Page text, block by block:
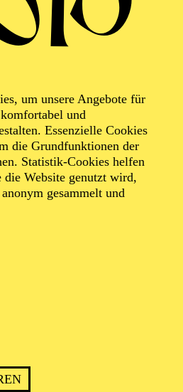
um unsere Angebote für
und
Essenzielle Cookies
die Grundfunktionen der
Statistik-Cookies helfen
die Website genutzt wird,
gesammelt und
an der Ostsee geboren. Sie
und Ästhetische Praxis
sowie in Porto, Portugal.
in Basel tätig.